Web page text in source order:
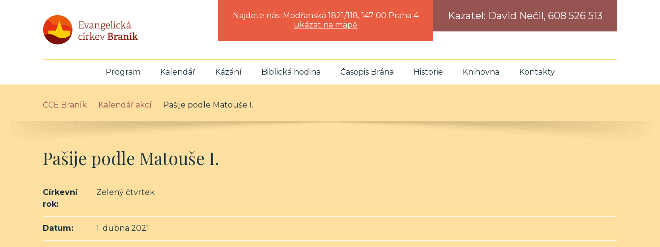
Najdete nás: Modřanská 1821/118, 147 00 Praha 4
ukázat na mapě
Kazatel: David Nečil, 608 526 513
Program Kalendář Kázání Biblická hodina Časopis Brána Historie Knihovna Kontakty
ČCE Braník Kalendář akcí Pašije podle Matouše I.
Pašije podle Matouše I.
Církevní
rok:
Zelený čtvrtek
Datum: 1. dubna 2021